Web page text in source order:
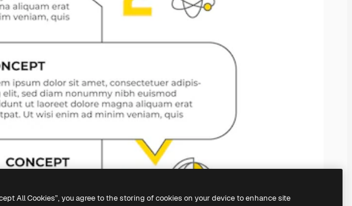
All Cookies”, you agree to the storing of cookies on your device to enhance site